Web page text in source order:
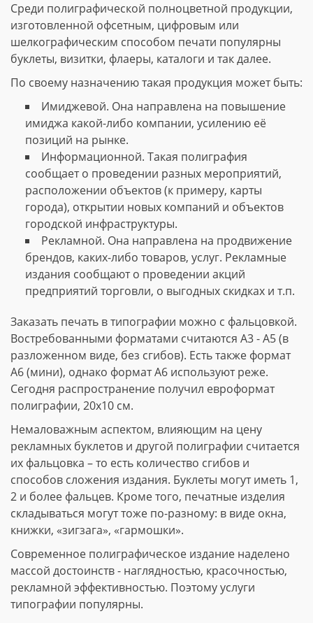
Среди полиграфической полноцветной продукции,
изготовленной офсетным, цифровым или
шелкографическим способом печати популярны
буклеты, визитки, флаеры, каталоги и так далее.
По своему назначению такая продукция может быть:
Имиджевой. Она направлена на повышение
имиджа какой-либо компании, усилению её
позиций на рынке.
Информационной. Такая полиграфия
сообщает о проведении разных мероприятий,
расположении объектов (к примеру, карты
города), открытии новых компаний и объектов
городской инфраструктуры.
Рекламной. Она направлена на продвижение
брендов, каких-либо товаров, услуг. Рекламные
издания сообщают о проведении акций
предприятий торговли, о выгодных скидках и т.п.
Заказать печать в типографии можно с фальцовкой.
Востребованными форматами считаются А3 - А5 (в
разложенном виде, без сгибов). Есть также формат
А6 (мини), однако формат А6 используют реже.
Сегодня распространение получил евроформат
полиграфии, 20х10 см.
Немаловажным аспектом, влияющим на цену
рекламных буклетов и другой полиграфии считается
их фальцовка – то есть количество сгибов и
способов сложения издания. Буклеты могут иметь 1,
2 и более фальцев. Кроме того, печатные изделия
складываться могут тоже по-разному: в виде окна,
книжки, «зигзага», «гармошки».
Современное полиграфическое издание наделено
массой достоинств - наглядностью, красочностью,
рекламной эффективностью. Поэтому услуги
типографии популярны.